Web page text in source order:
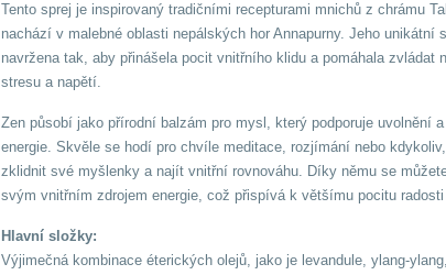
Tento sprej je inspirovaný tradičními recepturami mnichů z chrámu
nachází v malebné oblasti nepálských hor Annapurny. Jeho unikátní
navržena tak, aby přinášela pocit vnitřního klidu a pomáhala zvládat
stresu a napětí.
Zen působí jako přírodní balzám pro mysl, který podporuje uvolnění
energie. Skvěle se hodí pro chvíle meditace, rozjímání nebo
zklidnit své myšlenky a najít vnitřní rovnováhu. Díky němu se
svým vnitřním zdrojem energie, což přispívá k většímu pocitu
Hlavní složky:
Výjimečná kombinace éterických olejů, jako je levandule, ylang-